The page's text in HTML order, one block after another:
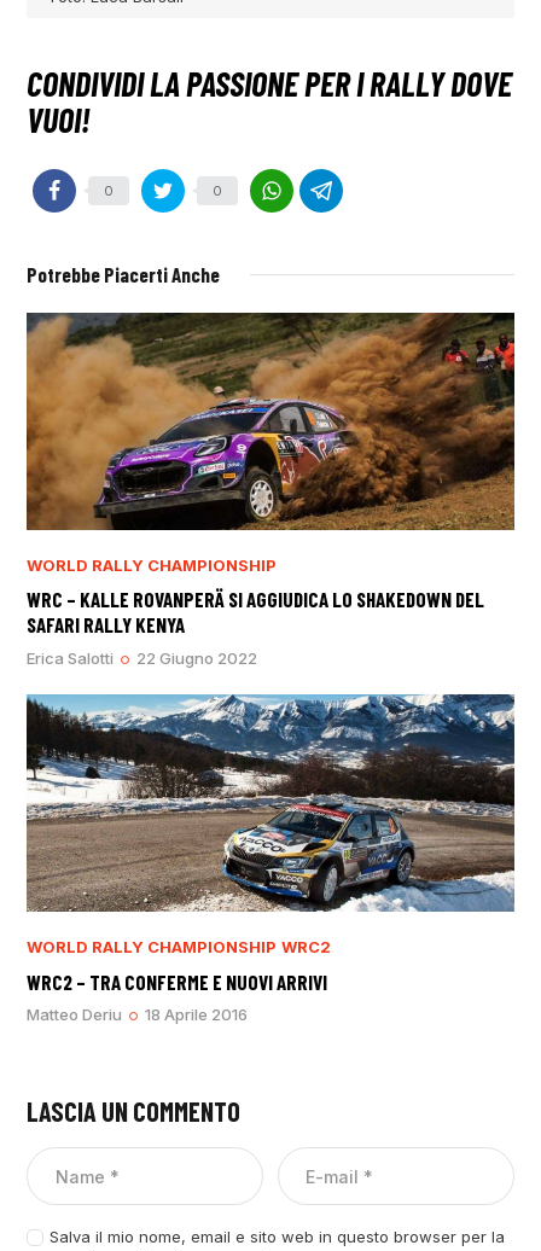
0 0
Potrebbe Piacerti Anche
WORLD RALLY CHAMPIONSHIP
WRC – KALLE ROVANPERÄ SI AGGIUDICA LO SHAKEDOWN DEL
SAFARI RALLY KENYA
Erica Salotti 22 Giugno 2022
WORLD RALLY CHAMPIONSHIP WRC2
WRC2 – TRA CONFERME E NUOVI ARRIVI
Matteo Deriu 18 Aprile 2016
LASCIA UN COMMENTO
Salva il mio nome, email e sito web in questo browser per la